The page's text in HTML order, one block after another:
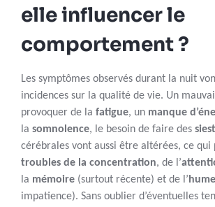
elle influencer le
comportement ?
Les symptômes observés durant la nuit
incidences sur la qualité de vie. Un
provoquer de la fatigue, un manque
la somnolence, le besoin de faire des
cérébrales vont aussi être altérées, ce qui
troubles de la concentration, de l’
la mémoire (surtout récente) et de l’
impatience). Sans oublier d’éventuelles